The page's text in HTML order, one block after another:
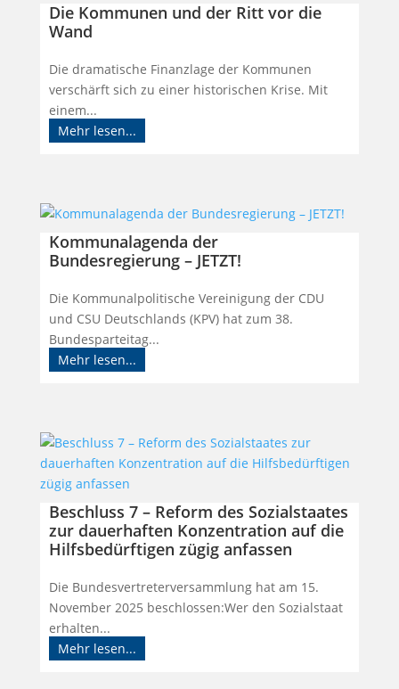
Die Kommunen und der Ritt vor die
Wand
Die dramatische Finanzlage der Kommunen
verschärft sich zu einer historischen Krise. Mit
einem...
Mehr lesen...
Kommunalagenda der
Bundesregierung – JETZT!
Die Kommunalpolitische Vereinigung der CDU
und CSU Deutschlands (KPV) hat zum 38.
Bundesparteitag...
Mehr lesen...
Beschluss 7 – Reform des Sozialstaates
zur dauerhaften Konzentration auf die
Hilfsbedürftigen zügig anfassen
Die Bundesvertreterversammlung hat am 15.
November 2025 beschlossen:Wer den Sozialstaat
erhalten...
Mehr lesen...